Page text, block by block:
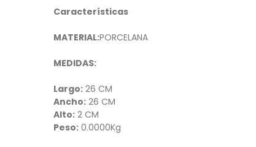
Características
MATERIAL:PORCELANA
MEDIDAS:
Largo: 26 CM
Ancho: 26 CM
Alto: 2 CM
Peso: 0.0000Kg